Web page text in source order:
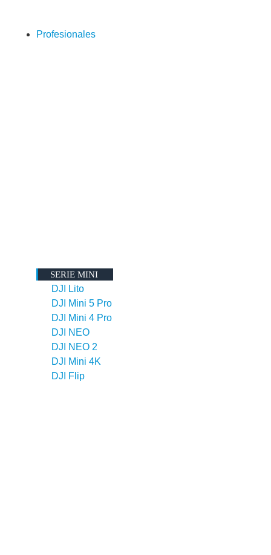
Profesionales
SERIE MINI
DJI Lito
DJI Mini 5 Pro
DJI Mini 4 Pro
DJI NEO
DJI NEO 2
DJI Mini 4K
DJI Flip